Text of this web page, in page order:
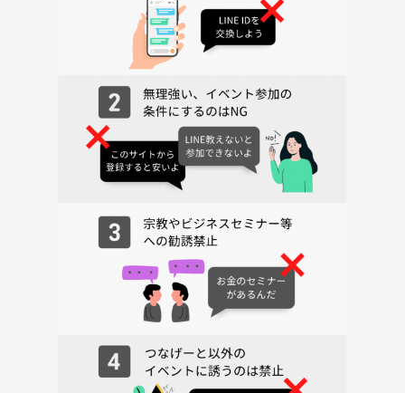
月一開催のボードゲーム交流会‼️
新しい友達や、サークルメンバーと交流を深め
て楽しみましょう☺️👍
初心者が楽しめるゲームを主に遊びます！
(初めての方用にゲームの説明はスタッフが行いますのでご安心くださ
◼️主催者について
・専門調理師、調理技能士
・アレルギー対応アドバイザー